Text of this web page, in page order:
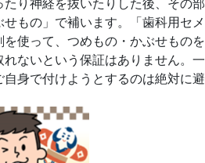
もの」で補います。「歯科用セメ
使って、つめもの・かぶせものを
ないという保証はありません。一
身で付けようとするのは絶対に避